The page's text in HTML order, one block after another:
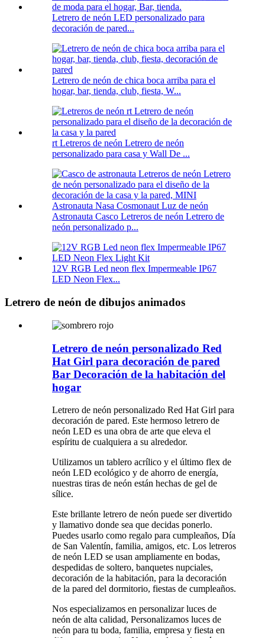
Letrero de neón LED personalizado para
decoración de pared...
Letrero de neón de chica boca arriba para el
hogar, bar, tienda, club, fiesta, W...
rt Letreros de neón Letrero de neón
personalizado para casa y Wall De ...
Astronauta Casco Letreros de neón Letrero de
neón personalizado p...
12V RGB Led neon flex Impermeable IP67
LED Neon Flex...
Letrero de neón de dibujos animados
Letrero de neón personalizado Red
Hat Girl para decoración de pared
Bar Decoración de la habitación del
hogar
Letrero de neón personalizado Red Hat Girl para
decoración de pared. Este hermoso letrero de
neón LED es una obra de arte que eleva el
espíritu de cualquiera a su alrededor.
Utilizamos un tablero acrílico y el último flex de
neón LED ecológico y de ahorro de energía,
nuestras tiras de neón están hechas de gel de
sílice.
Este brillante letrero de neón puede ser divertido
y llamativo donde sea que decidas ponerlo.
Puedes usarlo como regalo para cumpleaños, Día
de San Valentín, familia, amigos, etc. Los letreros
de neón LED se usan ampliamente en bodas,
despedidas de soltero, banquetes nupciales,
decoración de la habitación, para la decoración
de la pared del dormitorio, fiestas de cumpleaños.
Nos especializamos en personalizar luces de
neón de alta calidad, Personalizamos luces de
neón para tu boda, familia, empresa y fiesta en